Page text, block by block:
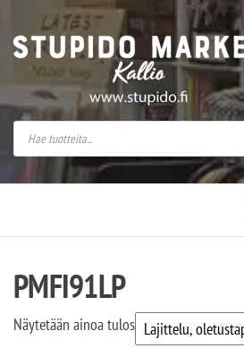
Stupido Market –
PMFI91LP
Näytetään ainoa tulos